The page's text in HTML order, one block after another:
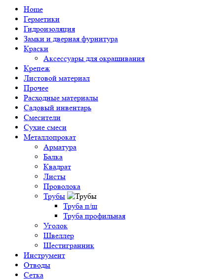
Home
Герметики
Гидроизоляция
Замки и дверная фурнитура
Краски
Аксессуары для окрашивания
Крепеж
Листовой материал
Прочее
Расходные материалы
Садовый инвентарь
Смесители
Сухие смеси
Металлопрокат
Арматура
Балка
Квадрат
Листы
Проволока
Трубы
Труба п/ш
Труба профильная
Уголок
Швеллер
Шестигранник
Инструмент
Отводы
Сетка